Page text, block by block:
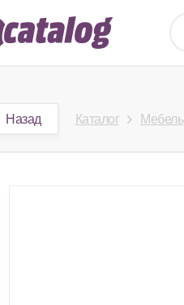
Назад Каталог Мебель